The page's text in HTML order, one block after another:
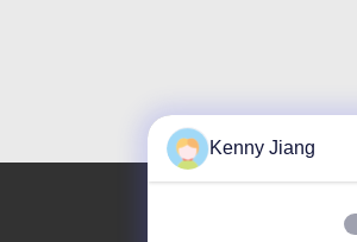
Kenny Jiang